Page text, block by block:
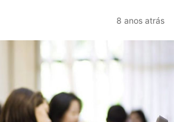
8 anos atrás